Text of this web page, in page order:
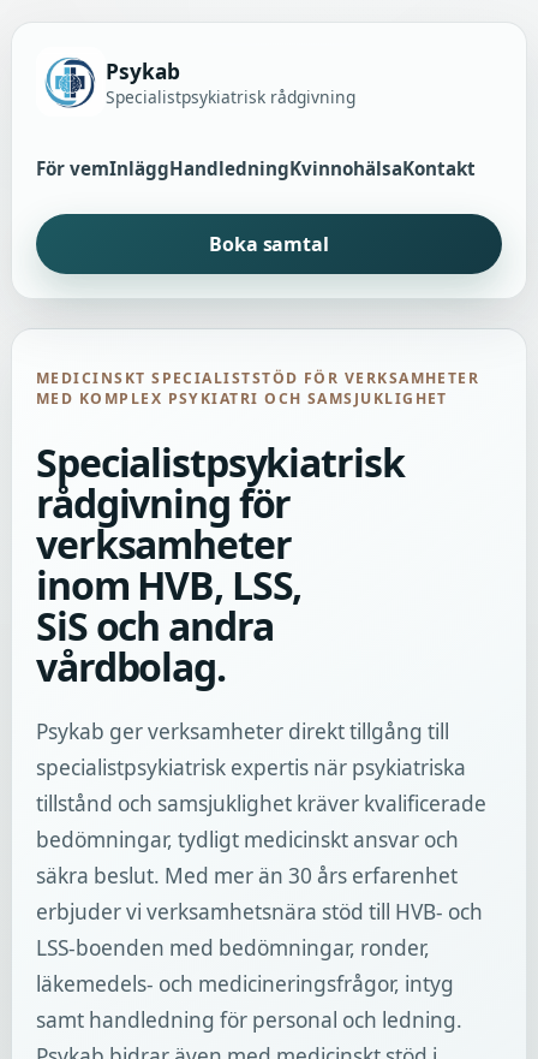
Psykab
Specialistpsykiatrisk rådgivning
För vemInläggHandledningKvinnohälsaKontakt
Boka samtal
MEDICINSKT SPECIALISTSTÖD FÖR VERKSAMHETER
MED KOMPLEX PSYKIATRI OCH SAMSJUKLIGHET
Specialistpsykiatrisk
rådgivning för
verksamheter
inom HVB, LSS,
SiS och andra
vårdbolag.
Psykab ger verksamheter direkt tillgång till
specialistpsykiatrisk expertis när psykiatriska
tillstånd och samsjuklighet kräver kvalificerade
bedömningar, tydligt medicinskt ansvar och
säkra beslut. Med mer än 30 års erfarenhet
erbjuder vi verksamhetsnära stöd till HVB- och
LSS-boenden med bedömningar, ronder,
läkemedels- och medicineringsfrågor, intyg
samt handledning för personal och ledning.